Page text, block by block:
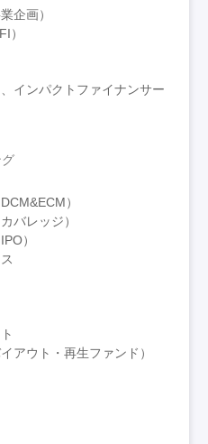
企画）
）
インパクトファイナンサー
）
バレッジ）
）
アウト・再生ファンド）